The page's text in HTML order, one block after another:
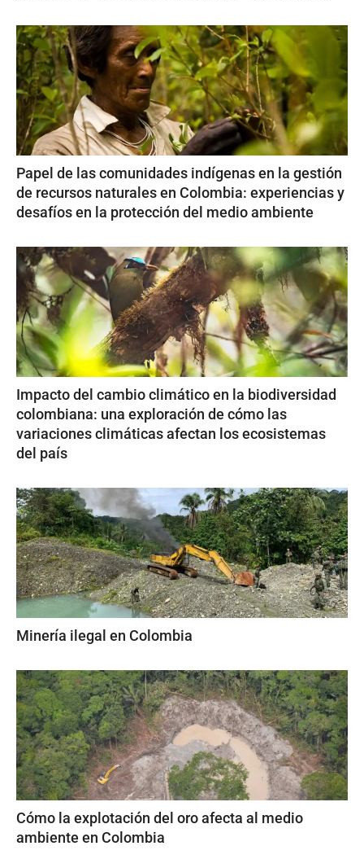
Papel de las comunidades indígenas en la gestión
de recursos naturales en Colombia: experiencias y
desafíos en la protección del medio ambiente
Impacto del cambio climático en la biodiversidad
colombiana: una exploración de cómo las
variaciones climáticas afectan los ecosistemas
del país
Minería ilegal en Colombia
Cómo la explotación del oro afecta al medio
ambiente en Colombia